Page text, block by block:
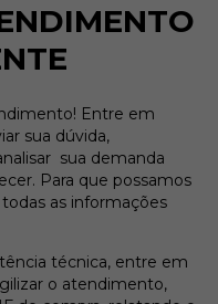
Entre em
sua dúvida,
sua demanda
Para que possamos
as informações
técnica, entre em
o atendimento,